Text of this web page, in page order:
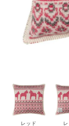
レッド